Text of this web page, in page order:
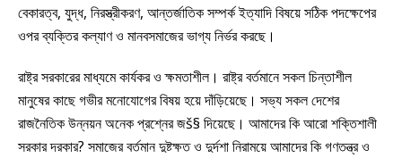
বেকারত্ব, যুদ্ধ, নিরস্ত্রীকরণ, আন্তর্জাতিক সম্পর্ক ইত্যাদি বিষয়ে সঠিক পদক্ষেপের
ওপর ব্যক্তির কল্যাণ ও মানবসমাজের ভাগ্য নির্ভর করছে।
রাষ্ট্র সরকারের মাধ্যমে কার্যকর ও ক্ষমতাশীল। রাষ্ট্র বর্তমানে সকল চিন্তাশীল
মানুষের কাছে গভীর মনোযোগের বিষয় হয়ে দাঁড়িয়েছে। সভ্য সকল দেশের
রাজনৈতিক উন্নয়ন অনেক প্রশ্নের জš§ দিয়েছে। আমাদের কি আরো শক্তিশালী
সরকার দরকার? সমাজের বর্তমান দুষ্টক্ষত ও দুর্দশা নিরাময়ে আমাদের কি গণতন্ত্র ও